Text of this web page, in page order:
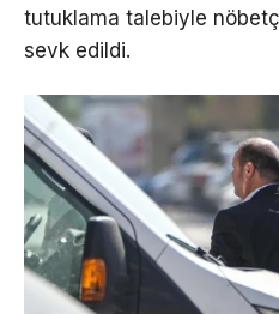
tutuklama talebiyle
sevk edildi.